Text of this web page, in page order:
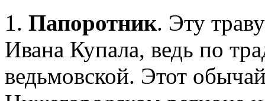
1. Папоротник. Эту
Ивана Купала, ведь по
ведьмовской. Этот